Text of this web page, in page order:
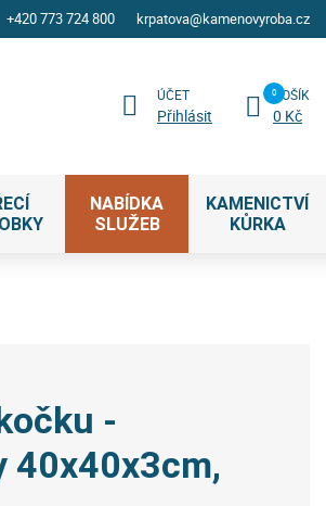
+420 773 724 800 krpatova@kamenovyroba.cz
ÚČET
Přihlásit
KOŠÍK
0 Kč
NABÍDKA
SLUŽEB
KAMENICTVÍ
KŮRKA
-
40x40x3cm,